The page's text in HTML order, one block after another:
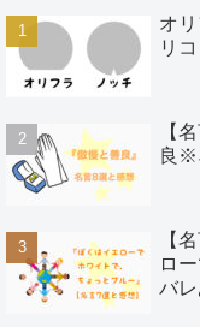
オ
リ
【
良※
【
ロ
バ